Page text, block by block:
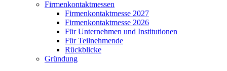
Firmenkontaktmessen
Firmenkontaktmesse 2027
Firmenkontaktmesse 2026
Für Unternehmen und Institutionen
Für Teilnehmende
Rückblicke
Gründung